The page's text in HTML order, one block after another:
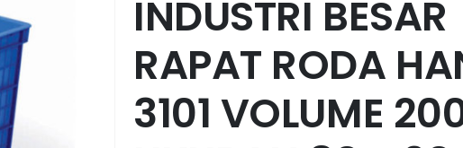
INDUSTRI BESAR
RAPAT RODA
3101 VOLUME